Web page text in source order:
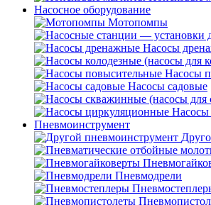
Насосное оборудование
Мотопомпы
Насосы
Насосы
Насосы садовые
Насосы
Пневмоинструмент
Пневмодрели